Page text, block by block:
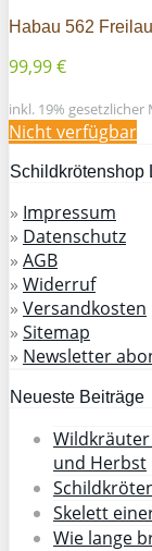
Habau 562
99,99 €
inkl. 19% gesetzlicher
Nicht verfügbar
Schildkrötenshop
» Impressum
» Datenschutz
» AGB
» Widerruf
» Versandkosten
» Sitemap
» Newsletter
Neueste Beiträge
und Herbst
Skelett
Wie lange